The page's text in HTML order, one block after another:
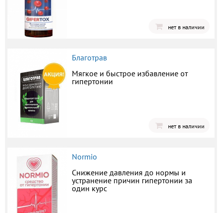
нет в наличии
Благотрав
Мягкое и быстрое избавление от
гипертонии
нет в наличии
Normio
Снижение давления до нормы и
устранение причин гипертонии за
один курс